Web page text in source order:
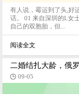
有人说，霉运到了头,好
话。 01 来自深圳的L女
自己的双胞胎，但...
阅读全文
二婚结扎大龄，俄
09-05